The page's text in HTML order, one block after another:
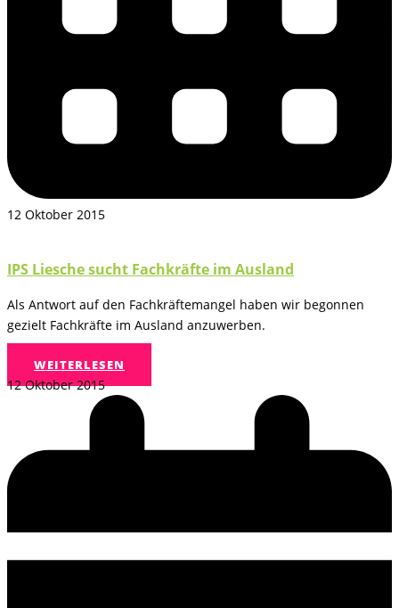
12 Oktober 2015
IPS Liesche sucht Fachkräfte im Ausland
Als Antwort auf den Fachkräftemangel haben wir begonnen
gezielt Fachkräfte im Ausland anzuwerben.
WEITERLESEN
12 Oktober 2015